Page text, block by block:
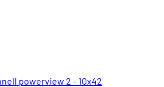
powerview 2 - 10x42